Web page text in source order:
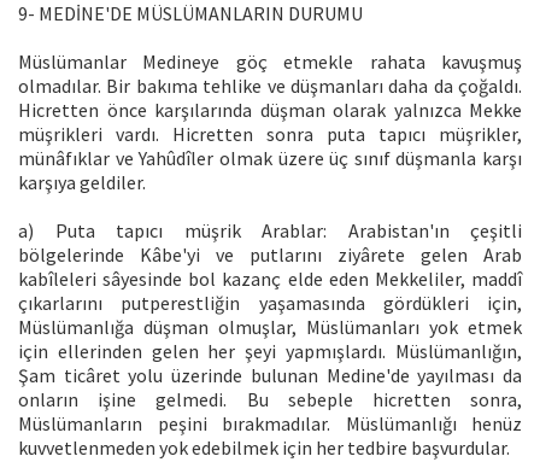
9- MEDİNE'DE MÜSLÜMANLARIN DURUMU
Müslümanlar Medineye göç etmekle rahata kavuşmuş
olmadılar. Bir bakıma tehlike ve düşmanları daha da çoğaldı.
Hicretten önce karşılarında düşman olarak yalnızca Mekke
müşrikleri vardı. Hicretten sonra puta tapıcı müşrikler,
münâfıklar ve Yahûdîler olmak üzere üç sınıf düşmanla karşı
karşıya geldiler.
a) Puta tapıcı müşrik Arablar: Arabistan'ın çeşitli
bölgelerinde Kâbe'yi ve putlarını ziyârete gelen Arab
kabîleleri sâyesinde bol kazanç elde eden Mekkeliler, maddî
çıkarlarını putperestliğin yaşamasında gördükleri için,
Müslümanlığa düşman olmuşlar, Müslümanları yok etmek
için ellerinden gelen her şeyi yapmışlardı. Müslümanlığın,
Şam ticâret yolu üzerinde bulunan Medine'de yayılması da
onların işine gelmedi. Bu sebeple hicretten sonra,
Müslümanların peşini bırakmadılar. Müslümanlığı henüz
kuvvetlenmeden yok edebilmek için her tedbire başvurdular.